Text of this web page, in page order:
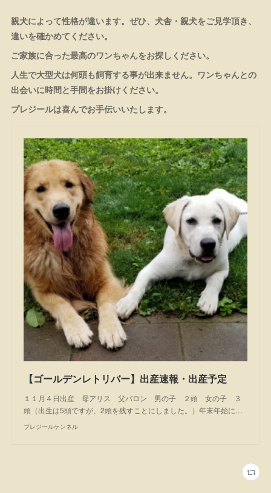
親犬によって性格が違います。ぜひ、犬舎・親犬をご見学頂き、
違いを確かめてください。
ご家族に合った最高のワンちゃんをお探しください。
人生で大型犬は何頭も飼育する事が出来ません。ワンちゃんとの
出会いに時間と手間をお掛けください。
プレジールは喜んでお手伝いいたします。
【ゴールデンレトリバー】出産速報・出産予定
１１月４日出産 母アリス 父バロン 男の子 ２頭 女の子 ３
頭（出生は5頭ですが、2頭を残すことにしました。）年末年始に…
プレジールケンネル